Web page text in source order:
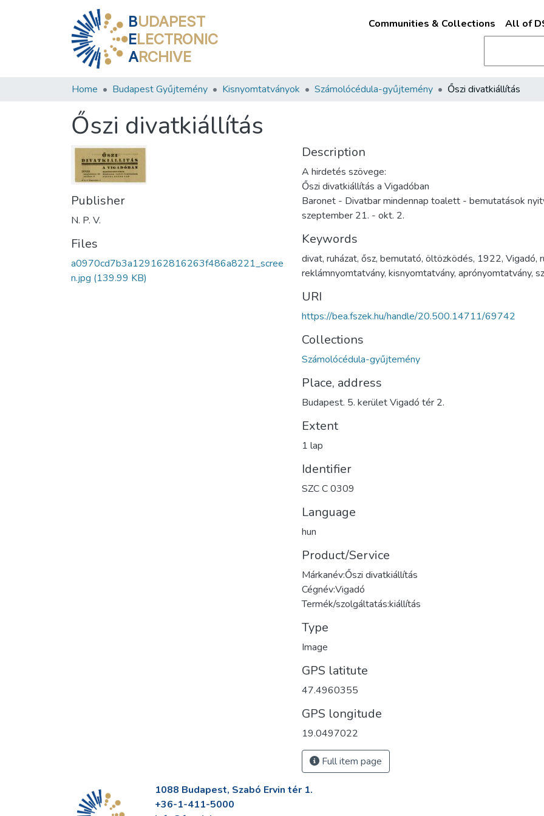
BUDAPEST
ELECTRONIC
ARCHIVE
Communities & Collections All of
Home Budapest Gyűjtemény Kisnyomtatványok Számolócédula-gyűjtemény Őszi divatkiállítás
Őszi divatkiállítás
Publisher
N. P. V.
Files
a0970cd7b3a129162816263f486a8221_scree
n.jpg (139.99 KB)
Description
A hirdetés szövege:
Őszi divatkiállítás a Vigadóban
Baronet - Divatbar mindennap toalett - bemutatások
szeptember 21. - okt. 2.
Keywords
divat, ruházat, ősz, bemutató, öltözködés, 1922, Vigadó,
reklámnyomtatvány, kisnyomtatvány, aprónyomtatvány,
URI
https://bea.fszek.hu/handle/20.500.14711/69742
Collections
Számolócédula-gyűjtemény
Place, address
Budapest. 5. kerület Vigadó tér 2.
Extent
1 lap
Identifier
SZC C 0309
Language
hun
Product/Service
Márkanév:Őszi divatkiállítás
Cégnév:Vigadó
Termék/szolgáltatás:kiállítás
Type
Image
GPS latitute
47.4960355
GPS longitude
19.0497022
Full item page
1088 Budapest, Szabó Ervin tér 1.
+36-1-411-5000